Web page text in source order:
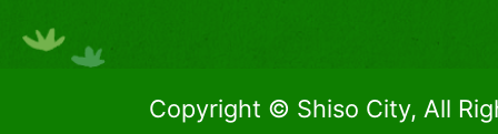
Copyright © Shiso City, All